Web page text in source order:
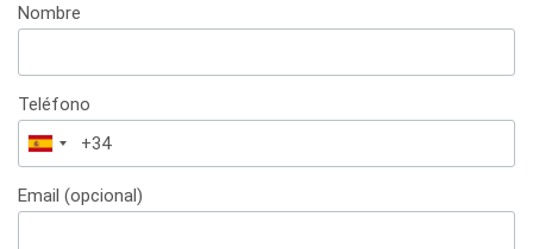
Nombre
Teléfono
España
+34
Email (opcional)